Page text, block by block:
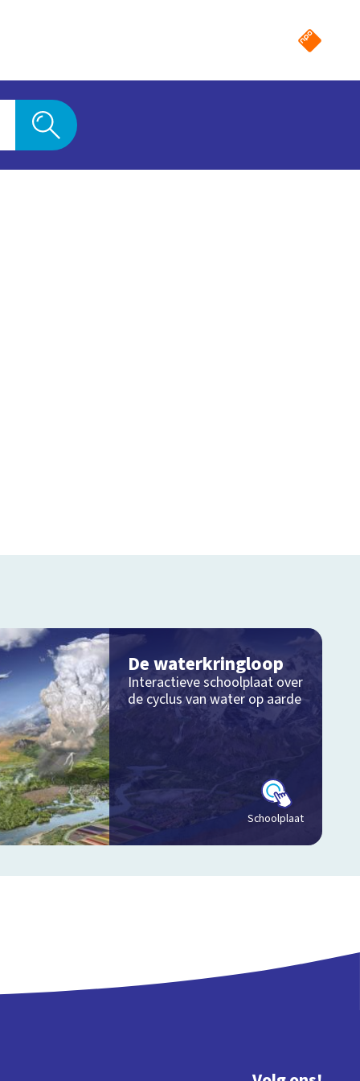
De waterkringloop
Interactieve schoolplaat over
de cyclus van water op aarde
Schoolplaat